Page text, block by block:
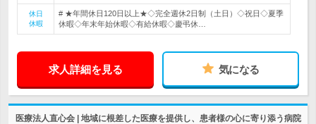
休日
休暇
# ★年間休日120日以上★◇完全週休2日制（土日）◇祝日◇夏季
休暇◇年末年始休暇◇有給休暇◇慶弔休…
求人詳細を見る 気になる
医療法人直心会 | 地域に根差した医療を提供し、患者様の心に寄り添う病院